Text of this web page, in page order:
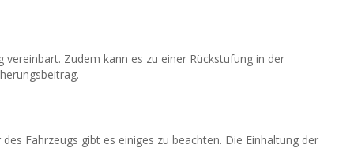
vereinbart. Zudem kann es zu einer Rückstufung in der
Fahrzeugs gibt es einiges zu beachten. Die Einhaltung der